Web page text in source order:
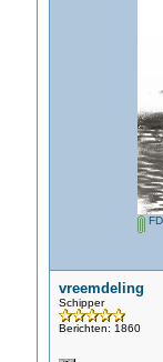
vreemdeling
Schipper
Berichten: 1860